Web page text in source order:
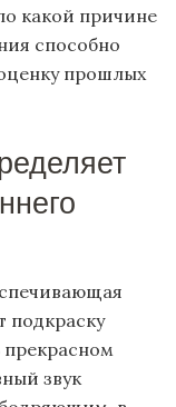
какой причине
способно
прошлых
подкраску
прекрасном
звук